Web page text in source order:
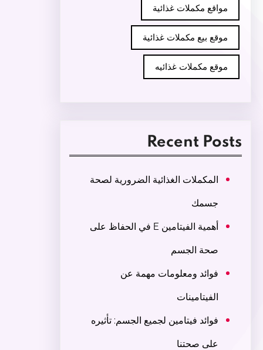
مواقع مكملات غذائية
موقع بيع مكملات غذائية
موقع مكملات غذائيه
Recent Posts
المكملات الغذائية الضرورية لصحة
جسمك
أهمية الفيتامين E في الحفاظ على
صحة الجسم
فوائد ومعلومات مهمة عن
الفيتامينات
فوائد فيتامين لجميع الجسم: تأثيره
على صحتنا